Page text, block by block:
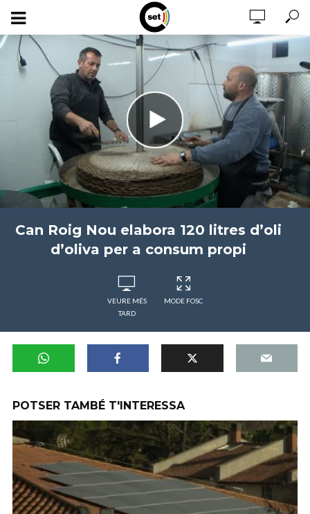
Can Roig Nou elabora 120 litres d’oli
d’oliva per a consum propi
VEURE MÉS
TARD
MODE FOSC
POTSER TAMBÉ T'INTERESSA